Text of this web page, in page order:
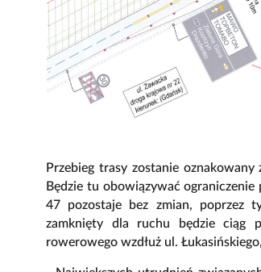
Przebieg trasy zostanie
Będzie tu obowiązywać
47 pozostaje bez zmian, poprzez
zamknięty dla ruchu będzie ciąg
rowerowego wzdłuż ul.